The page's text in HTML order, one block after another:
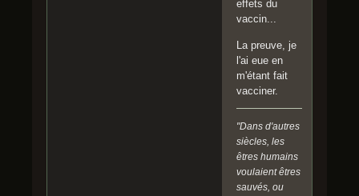
effets du
vaccin...
La preuve, je
l'ai eue en
m'étant fait
vacciner.
"Dans d'autres
siècles, les
êtres humains
voulaient êtres
sauvés, ou